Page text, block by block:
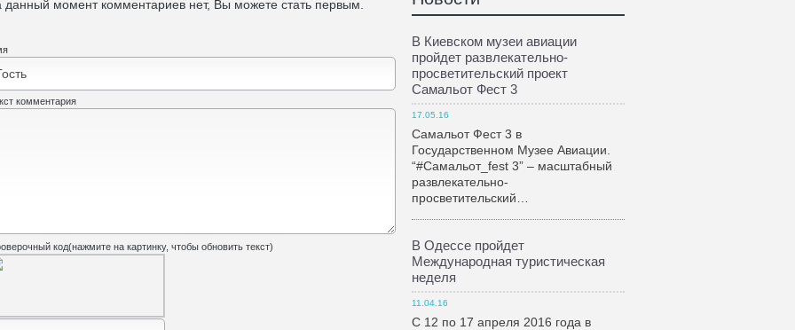
данный момент комментариев нет, Вы можете стать первым.
комментария
код(нажмите на картинку, чтобы обновить текст)
В Киевском музеи авиации
пройдет развлекательно-
просветительский проект
Самальот Фест 3
17.05.16
Самальот Фест 3 в
Государственном Музее Авиации.
“#Самальот_fest 3” – масштабный
развлекательно-
просветительский…
В Одессе пройдет
Международная туристическая
неделя
11.04.16
С 12 по 17 апреля 2016 года в